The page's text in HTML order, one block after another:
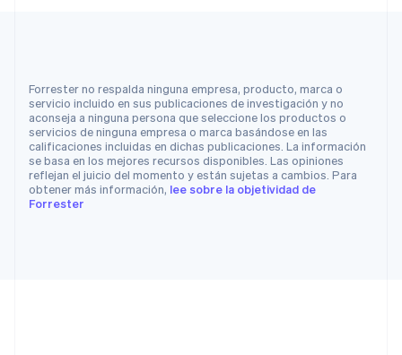
Forrester no respalda ninguna empresa, producto, marca o
servicio incluido en sus publicaciones de investigación y no
aconseja a ninguna persona que seleccione los productos o
servicios de ninguna empresa o marca basándose en las
calificaciones incluidas en dichas publicaciones. La información
se basa en los mejores recursos disponibles. Las opiniones
reflejan el juicio del momento y están sujetas a cambios. Para
obtener más información, lee sobre la objetividad de
Forrester